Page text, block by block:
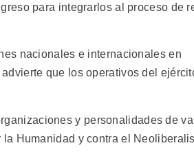
para integrarlos al proceso de
nacionales e internacionales en
que los operativos del
y personalidades de
Humanidad y contra el